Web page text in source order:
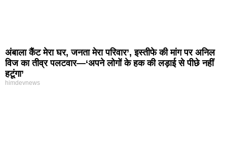
अंबाला कैंट मेरा घर, जनता मेरा परिवार’, इस्तीफे की मांग पर अनिल
विज का तीव्र पलटवार—‘अपने लोगों के हक की लड़ाई से पीछे नहीं
हटूंगा’
himdevnews